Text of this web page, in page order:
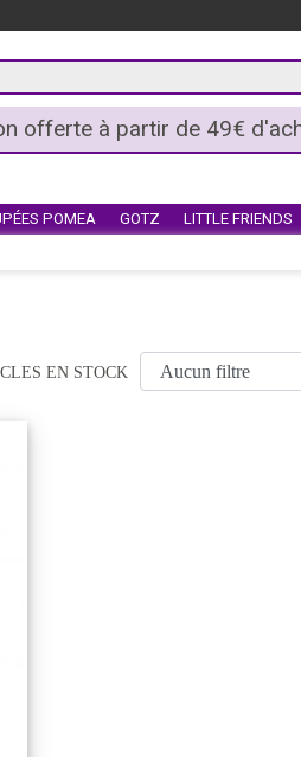
offerte à partir de 49€
POMEA GOTZ LITTLE FRIENDS
EN STOCK